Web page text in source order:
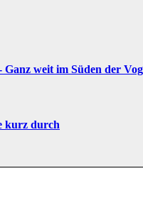
weit im Süden der
kurz durch